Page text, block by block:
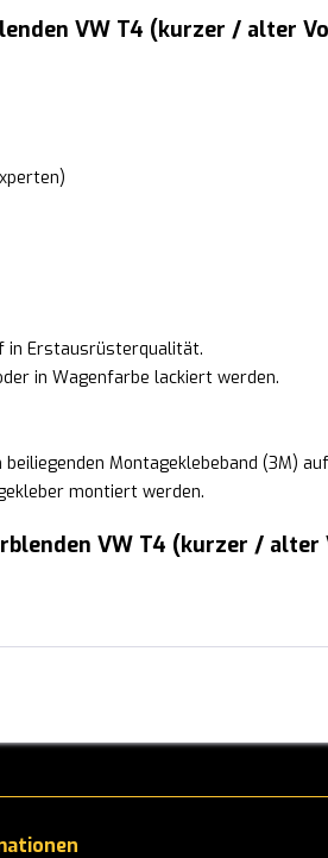
VW T4 (kurzer / alter
in Erstausrüsterqualität.
in Wagenfarbe lackiert werden.
Montageklebeband (3M)
montiert werden.
VW T4 (kurzer / alter